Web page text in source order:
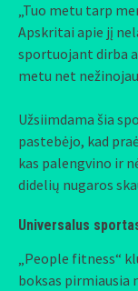
„Tuo metu tarp
Apskritai apie jį
sportuojant dirba
metu net
Užsiimdama šia
pastebėjo, kad
kas palengvino ir
didelių nugaros
Universalus
„People fitness“
boksas pirmiausia